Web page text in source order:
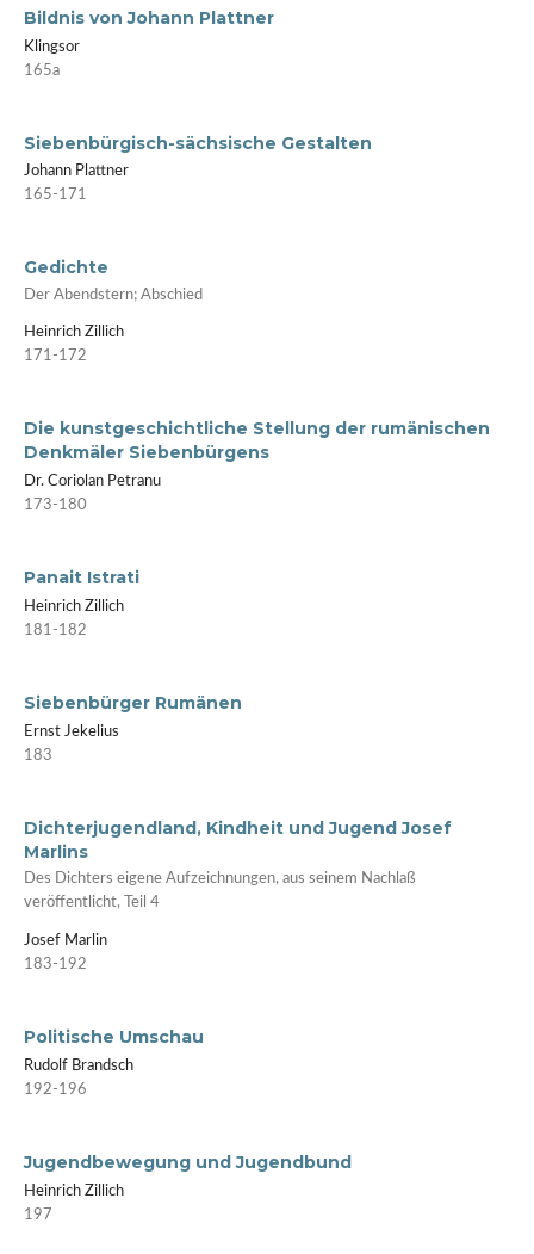
Bildnis von Johann Plattner
Klingsor
165a
Siebenbürgisch-sächsische Gestalten
Johann Plattner
165-171
Gedichte
Der Abendstern; Abschied
Heinrich Zillich
171-172
Die kunstgeschichtliche Stellung der rumänischen
Denkmäler Siebenbürgens
Dr. Coriolan Petranu
173-180
Panait Istrati
Heinrich Zillich
181-182
Siebenbürger Rumänen
Ernst Jekelius
183
Dichterjugendland, Kindheit und Jugend Josef
Marlins
Des Dichters eigene Aufzeichnungen, aus seinem Nachlaß
veröffentlicht, Teil 4
Josef Marlin
183-192
Politische Umschau
Rudolf Brandsch
192-196
Jugendbewegung und Jugendbund
Heinrich Zillich
197